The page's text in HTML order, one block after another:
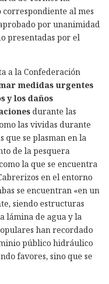
al mes
por unanimidad
presentadas por el
a la Confederación
medidas urgentes
y los daños
durante las
las vividas durante
que se plasman en la
de la pesquera
la que se encuentra
en el entorno
se encuentran «en un
siendo estructuras
lámina de agua y la
han recordado
público hidráulico
favores, sino que se